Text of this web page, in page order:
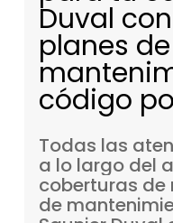
Duval
planes de
código
Todas las
a lo largo del
coberturas de
de